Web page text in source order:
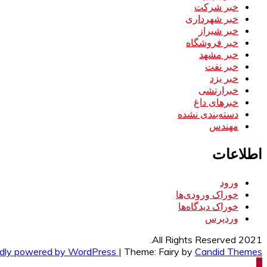
خبر شرکت
خبر شهرداری
خبر شیراز
خبر فروشگاه
خبر مشهد
خبر نفت
خبر یزد
خبرارتشی
خبرهای داغ
دسته‌بندی نشده
مهندس
اطلاعات
ورود
خوراک ورودی‌ها
خوراک دیدگاه‌ها
وردپرس
All Rights Reserved 2021.
powered by WordPress | Theme: Fairy by Candid Themes